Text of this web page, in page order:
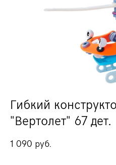
Гибкий
"Вертолет" 67 дет.
1 090 pуб.